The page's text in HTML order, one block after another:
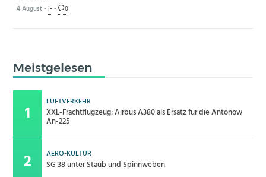
4 August - I-- 0
Meistgelesen
LUFTVERKEHR
XXL-Frachtflugzeug: Airbus A380 als Ersatz für die Antonow
An-225
AERO-KULTUR
SG 38 unter Staub und Spinnweben